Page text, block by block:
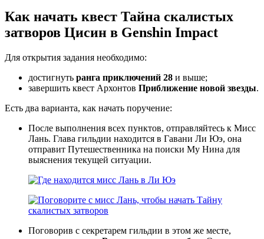
Как начать квест Тайна скалистых
затворов Цисин в Genshin Impact
Для открытия задания необходимо:
достигнуть ранга приключений 28 и выше;
завершить квест Архонтов Приближение новой звезды.
Есть два варианта, как начать поручение:
После выполнения всех пунктов, отправляйтесь к Мисс
Лань. Глава гильдии находится в Гавани Ли Юэ, она
отправит Путешественника на поиски Му Нина для
выяснения текущей ситуации.
Поговорив с секретарем гильдии в этом же месте,